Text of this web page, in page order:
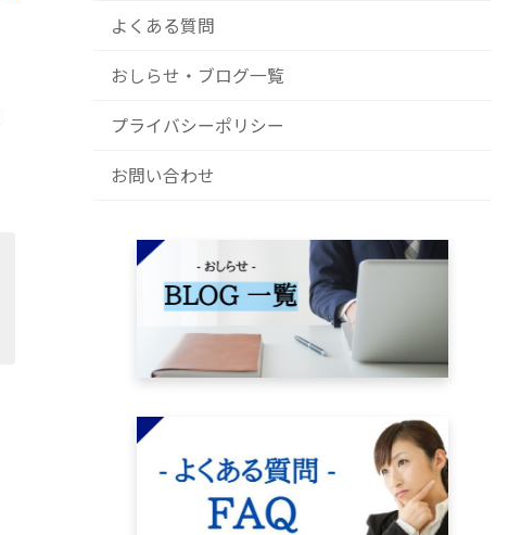
よくある質問
おしらせ・ブログ一覧
プライバシーポリシー
お問い合わせ